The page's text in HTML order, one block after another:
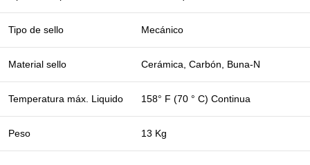
Tipo de sello Mecánico
Material sello Cerámica, Carbón, Buna-N
Temperatura máx. Liquido 158° F (70 ° C) Continua
Peso 13 Kg